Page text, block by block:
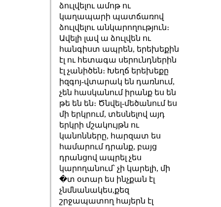
ձուլվելու ամոթ ու
կաղապարի պատճառով
ձուլվելու անկարողություն։
Ավելի լավ ա ձուլվեն ու
հանգիստ ապրեն, երեխեքին
էլ ու հետագա սերունդներին
էլ չանիծեն։ Խեղճ երեխեքը
իզգոյ-վտարակ են դառնում,
չեն հասկանում իրանք ես են
թե են են։ Ծնվել-մեծանում ես
մի երկրում, տեսնելով այդ
երկրի մշակույթն ու
կանոնները, հարզատ ես
համարում դրանք, բայց
դրանցով ապրել չես
կարողանում՝ չի կարելի, մի
�տ օտար ես ինչքան էլ
չնմնանակես,քեզ
շրջապատող հայերն էլ